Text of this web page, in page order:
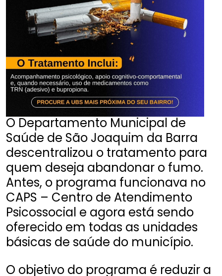
O Departamento Municipal de
Saúde de São Joaquim da Barra
descentralizou o tratamento para
quem deseja abandonar o fumo.
Antes, o programa funcionava no
CAPS – Centro de Atendimento
Psicossocial e agora está sendo
oferecido em todas as unidades
básicas de saúde do município.
O objetivo do programa é reduzir a